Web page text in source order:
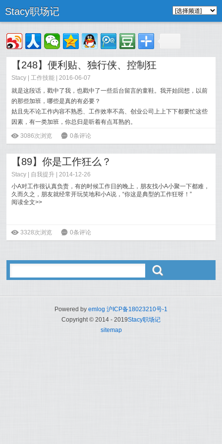
Stacy职场记
【248】便利贴、独行侠、控制狂
Stacy |工作技能 | 2016-06-07
就是这段话，戳中了我，也戳中了一些后台留言的童鞋。我开始回想，以前
的那些加班，哪些是真的有必要？
姑且先不论工作内容不熟悉、工作效率不高、创业公司上上下下都要忙这些
因素，有一类加班，你总归是听着有点耳熟的。
阅读全文>>
ė 3086次浏览 6 0条评论
【89】你是工作狂么？
Stacy 自我提升 | 2014-12-26
小A对工作很认真负责，有的时候工作日的晚上，朋友找小A小聚一下都难，
久而久之，朋友就经常开玩笑地和小A说，“你这是典型的工作狂呀！”
阅读全文>>
ė 3328次浏览 6 0条评论
ő
Powered by emlog 沪ICP备18023210号-1
Copyright © 2014 - 2019Stacy职场记
sitemap